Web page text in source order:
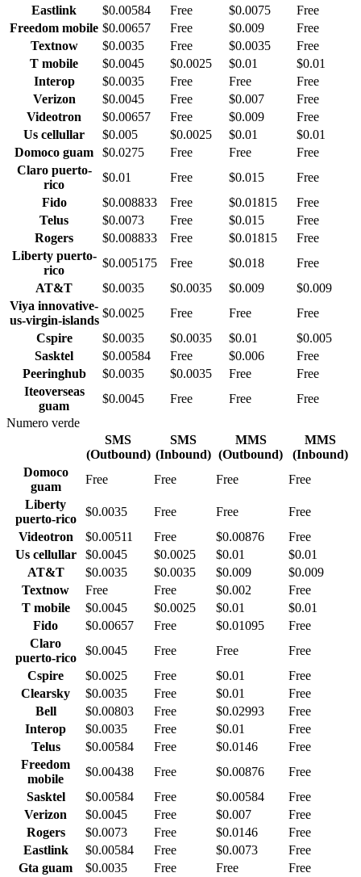
Eastlink
$0.00584 Free $0.0075
Free
Freedom mobile $0.00657 Free $0.009
Free
Textnow
$0.0035 Free $0.0035
Free
T mobile
$0.0045 $0.0025 $0.01
$0.01
Interop
$0.0035 Free Free
Free
Verizon
$0.0045 Free $0.007
Free
Videotron
$0.00657 Free $0.009
Free
Us cellullar
$0.005 $0.0025 $0.01
$0.01
Domoco guam
$0.0275 Free Free
Free
Claro puerto-
rico
$0.01 Free $0.015
Free
Fido
$0.008833 Free $0.01815
Free
Telus
$0.0073 Free $0.015
Free
Rogers
$0.008833 Free $0.01815
Free
Liberty puerto-
rico
$0.005175 Free $0.018
Free
AT&T
$0.0035 $0.0035 $0.009
$0.009
Viya innovative-
us-virgin-islands
$0.0025 Free Free
Free
Cspire
$0.0035 $0.0035 $0.01
$0.005
Sasktel
$0.00584 Free $0.006
Free
Peeringhub
$0.0035 $0.0035 Free
Free
Iteoverseas
guam
$0.0045 Free Free
Free
Numero verde
SMS
(Outbound)
SMS
(Inbound)
MMS
(Outbound)
MMS
(Inbound)
Domoco
guam
Free Free Free
Free
Liberty
puerto-rico
$0.0035 Free Free
Free
Videotron
$0.00511 Free $0.00876
Free
Us cellullar
$0.0045 $0.0025 $0.01
$0.01
AT&T
$0.0035 $0.0035 $0.009
$0.009
Textnow
Free Free $0.002
Free
T mobile
$0.0045 $0.0025 $0.01
$0.01
Fido
$0.00657 Free $0.01095
Free
Claro
puerto-rico
$0.0045 Free Free
Free
Cspire
$0.0025 Free $0.01
Free
Clearsky
$0.0035 Free $0.01
Free
Bell
$0.00803 Free $0.02993
Free
Interop
$0.0035 Free $0.01
Free
Telus
$0.00584 Free $0.0146
Free
Freedom
mobile
$0.00438 Free $0.00876
Free
Sasktel
$0.00584 Free $0.00584
Free
Verizon
$0.0045 Free $0.007
Free
Rogers
$0.0073 Free $0.0146
Free
Eastlink
$0.00584 Free $0.0073
Free
Gta guam
$0.0035 Free Free Free